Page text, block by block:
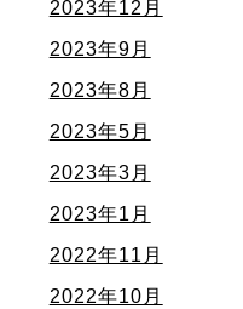
2023年12月
2023年9月
2023年8月
2023年5月
2023年3月
2023年1月
2022年11月
2022年10月